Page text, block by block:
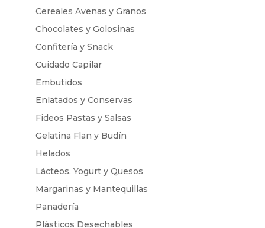
Cereales Avenas y Granos
Chocolates y Golosinas
Confitería y Snack
Cuidado Capilar
Embutidos
Enlatados y Conservas
Fideos Pastas y Salsas
Gelatina Flan y Budín
Helados
Lácteos, Yogurt y Quesos
Margarinas y Mantequillas
Panadería
Plásticos Desechables